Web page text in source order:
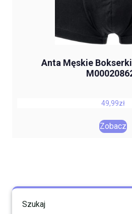
Anta Męskie
49,99zł
Zobacz
Szukaj